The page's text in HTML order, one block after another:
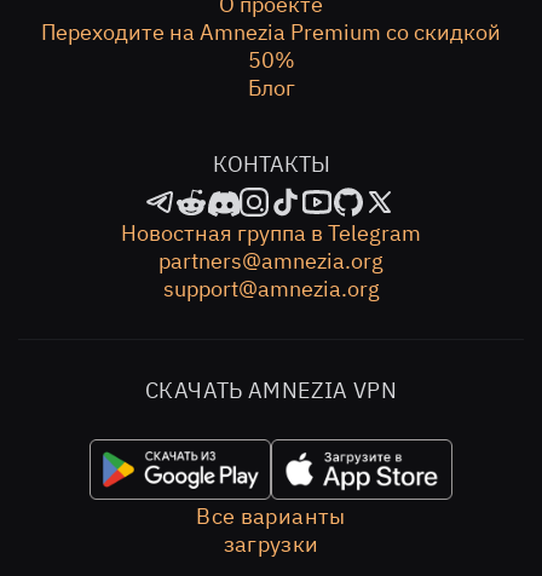
Переходите на Amnezia Premium со скидкой
50%
Блог
КОНТАКТЫ
Новостная группа в Telegram
partners@amnezia.org
support@amnezia.org
СКАЧАТЬ AMNEZIA VPN
Все варианты
загрузки